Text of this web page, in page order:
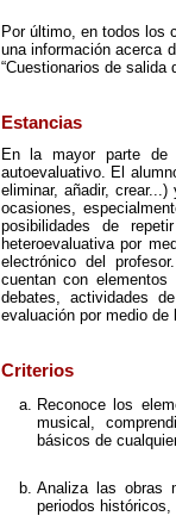
Por último, en todos los
una información acerca
“Cuestionarios de salida
Estancias
En la mayor parte de
autoevaluativo. El
eliminar, añadir,
ocasiones,
posibilidades de
heteroevaluativa por
electrónico del
cuentan con
debates, actividades
evaluación por medio
Criterios
Reconoce los
musical,
básicos de
Analiza las obras
periodos